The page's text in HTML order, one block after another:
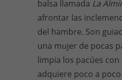
balsa llamada La
afrontar las
del hambre. Son
una mujer de pocas
limpia los pacúes con
adquiere poco a